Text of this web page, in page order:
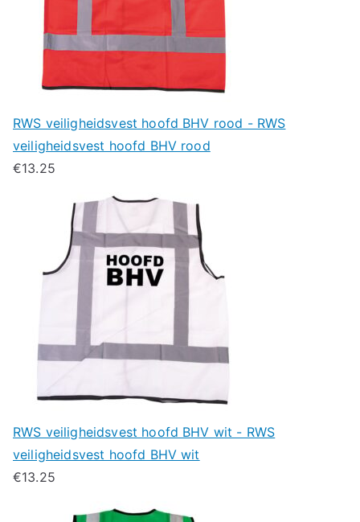
RWS veiligheidsvest hoofd BHV rood - RWS
veiligheidsvest hoofd BHV rood
€13.25
RWS veiligheidsvest hoofd BHV wit - RWS
veiligheidsvest hoofd BHV wit
€13.25